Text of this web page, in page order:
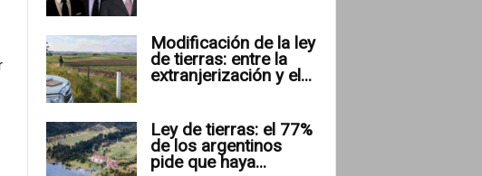
Modificación de la ley
de tierras: entre la
extranjerización y el...
Ley de tierras: el 77%
de los argentinos
pide que haya...